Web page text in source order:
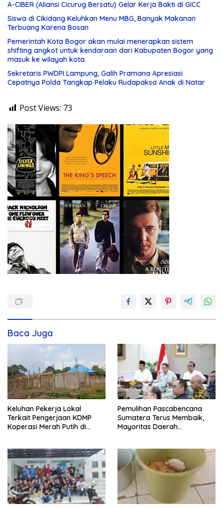
A-CIBER (Aliansi Cicurug Bersatu) Gelar Kerja Bakti di GICC
Siswa di Cikidang Keluhkan Menu MBG, Banyak Makanan
Terbuang Karena Bosan
Pemerintah Kota Bogor akan mulai menerapkan sistem
shifting angkot untuk kendaraan dari Kabupaten Bogor yang
masuk ke wilayah kota.
Sekretaris PWDPI Lampung, Galih Pramana Apresiasi
Cepatnya Polda Tangkap Pelaku Rudapaksa Anak di Natar
Post Views: 73
Baca Juga
Keluhan Pekerja Lokal
Terkait Pengerjaan KDMP
Koperasi Merah Putih di
Pemulihan Pascabencana
Sumatera Terus Membaik,
Mayoritas Daerah